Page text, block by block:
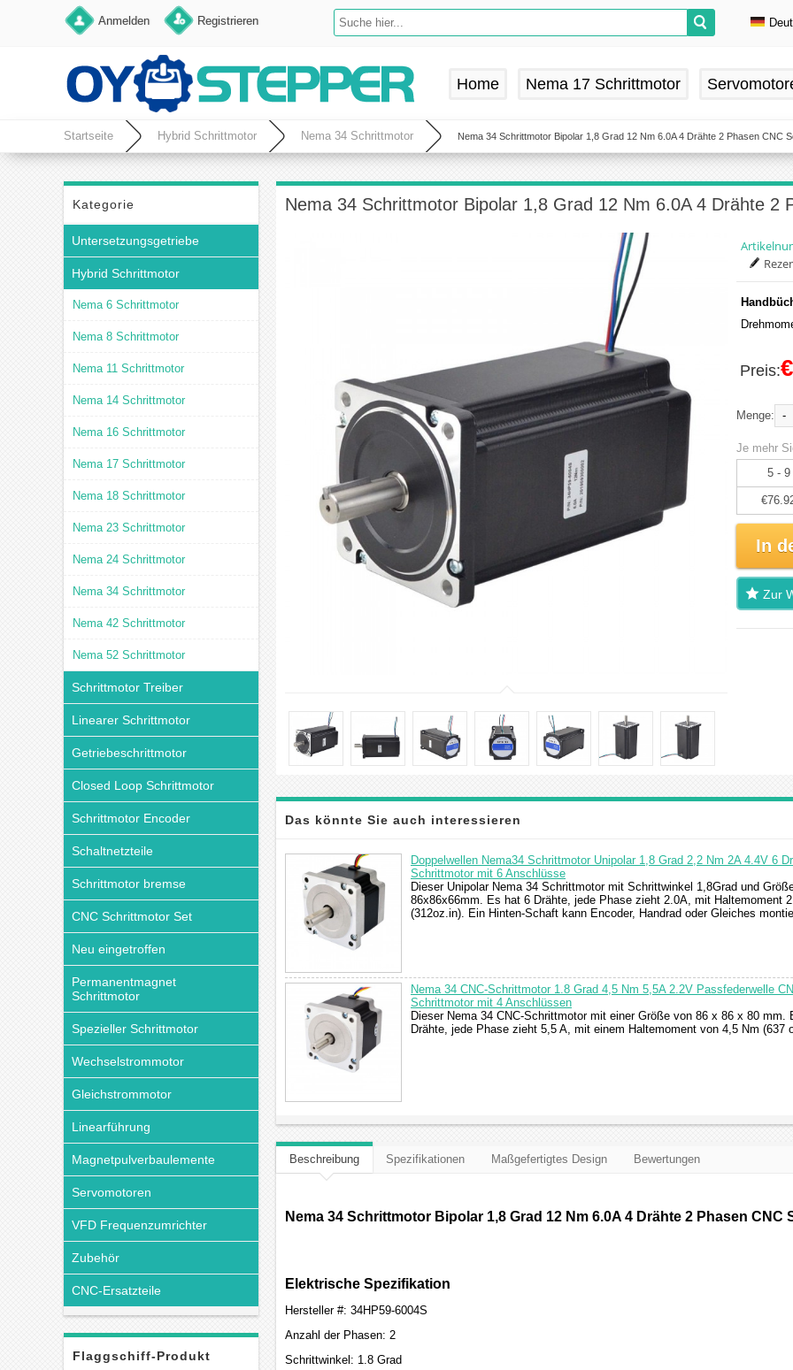
Anmelden Registrieren
Home Nema 17 Schrittmotor
Startseite Hybrid Schrittmotor Nema 34 Schrittmotor Nema 34 Schrittmotor Bipolar 1,8 Grad 12 Nm 6.0A 4 Drähte 2 Phasen CNC
Kategorie
Untersetzungsgetriebe
Hybrid Schrittmotor
Nema 6 Schrittmotor
Nema 8 Schrittmotor
Nema 11 Schrittmotor
Nema 14 Schrittmotor
Nema 16 Schrittmotor
Nema 17 Schrittmotor
Nema 18 Schrittmotor
Nema 23 Schrittmotor
Nema 24 Schrittmotor
Nema 34 Schrittmotor
Nema 42 Schrittmotor
Nema 52 Schrittmotor
Schrittmotor Treiber
Linearer Schrittmotor
Getriebeschrittmotor
Closed Loop Schrittmotor
Schrittmotor Encoder
Schaltnetzteile
Schrittmotor bremse
CNC Schrittmotor Set
Neu eingetroffen
Permanentmagnet
Schrittmotor
Spezieller Schrittmotor
Wechselstrommotor
Gleichstrommotor
Linearführung
Magnetpulverbaulemente
Servomotoren
VFD Frequenzumrichter
Zubehör
CNC-Ersatzteile
Flaggschiff-Produkt
Nema 34 Schrittmotor Bipolar 1,8 Grad 12 Nm 6.0A 4 Drähte 2
Preis:
Menge: -
Je mehr
5 - 9
In
Zur
Das könnte Sie auch interessieren
Doppelwellen Nema34 Schrittmotor Unipolar 1,8 Grad 2,2 Nm 2A 4.4V 6
Schrittmotor mit 6 Anschlüsse
Dieser Unipolar Nema 34 Schrittmotor mit Schrittwinkel 1,8Grad und
86x86x66mm. Es hat 6 Drähte, jede Phase zieht 2.0A, mit Haltemoment
(312oz.in). Ein Hinten-Schaft kann Encoder, Handrad oder Gleiches
Nema 34 CNC-Schrittmotor 1.8 Grad 4,5 Nm 5,5A 2.2V Passfederwelle
Schrittmotor mit 4 Anschlüssen
Dieser Nema 34 CNC-Schrittmotor mit einer Größe von 86 x 86 x 80 mm.
Drähte, jede Phase zieht 5,5 A, mit einem Haltemoment von 4,5 Nm (637
Beschreibung Spezifikationen Maßgefertigtes Design Bewertungen
Nema 34 Schrittmotor Bipolar 1,8 Grad 12 Nm 6.0A 4 Drähte 2 Phasen CNC
Elektrische Spezifikation
Hersteller #: 34HP59-6004S
Anzahl der Phasen: 2
Schrittwinkel: 1.8 Grad